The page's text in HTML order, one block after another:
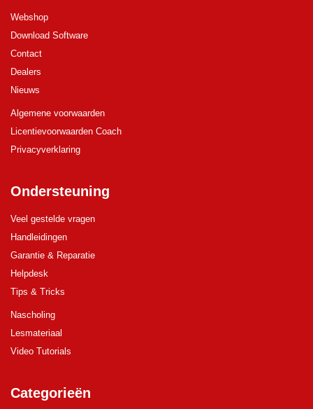
Webshop
Download Software
Contact
Dealers
Nieuws
Algemene voorwaarden
Licentievoorwaarden Coach
Privacyverklaring
Ondersteuning
Veel gestelde vragen
Handleidingen
Garantie & Reparatie
Helpdesk
Tips & Tricks
Nascholing
Lesmateriaal
Video Tutorials
Categorieën